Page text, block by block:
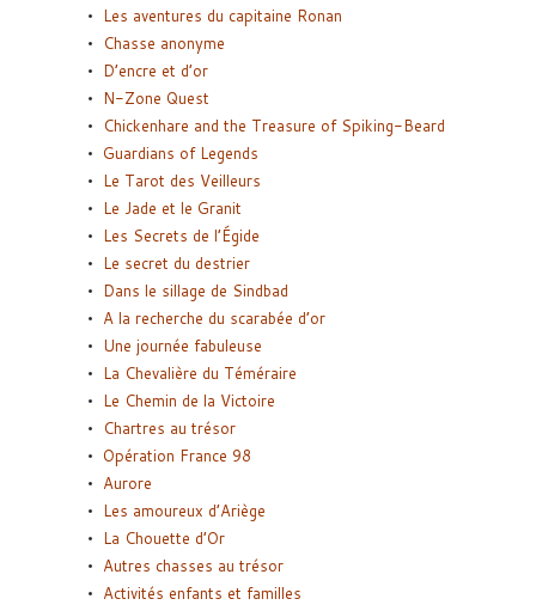
Les aventures du capitaine Ronan
Chasse anonyme
D’encre et d’or
N-Zone Quest
Chickenhare and the Treasure of Spiking-Beard
Guardians of Legends
Le Tarot des Veilleurs
Le Jade et le Granit
Les Secrets de l’Égide
Le secret du destrier
Dans le sillage de Sindbad
A la recherche du scarabée d’or
Une journée fabuleuse
La Chevalière du Téméraire
Le Chemin de la Victoire
Chartres au trésor
Opération France 98
Aurore
Les amoureux d’Ariège
La Chouette d’Or
Autres chasses au trésor
Activités enfants et familles